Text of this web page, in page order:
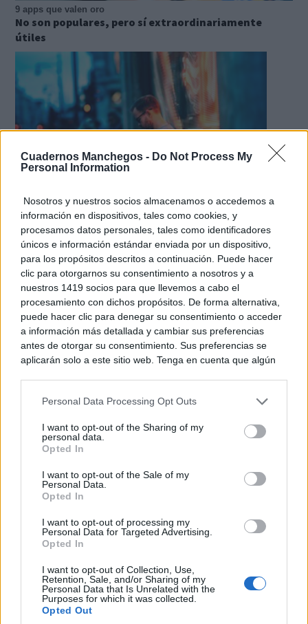
Cuadernos Manchegos - Do Not Process My
Personal Information
Nosotros y nuestros socios almacenamos o accedemos a
información en dispositivos, tales como cookies, y
procesamos datos personales, tales como identificadores
únicos e información estándar enviada por un dispositivo,
para los propósitos descritos a continuación. Puede hacer
clic para otorgarnos su consentimiento a nosotros y a
nuestros 1419 socios para que llevemos a cabo el
procesamiento con dichos propósitos. De forma alternativa,
puede hacer clic para denegar su consentimiento o acceder
a información más detallada y cambiar sus preferencias
antes de otorgar su consentimiento. Sus preferencias se
aplicarán solo a este sitio web. Tenga en cuenta que algún
rechazar tal procesamiento. Puede cambiar sus preferencias
a este sitio y haciendo clic en el botón "Privacidad" en la
parte inferior de la página web.
Please note that this website/app uses one or more Google
services and may gather and store information including but
not limited to your visit or usage behaviour. You may click to
use your data for below specified purposes in below Google
consent section.
Personal Data Processing Opt Outs
I want to opt-out of the Sharing of my
personal data.
Opted In
I want to opt-out of the Sale of my
Personal Data.
Opted In
I want to opt-out of processing my
Personal Data for Targeted Advertising.
Opted In
I want to opt-out of Collection, Use,
Retention, Sale, and/or Sharing of my
Personal Data that Is Unrelated with the
Purposes for which it was collected.
Opted Out
9 apps que valen oro
No son populares, pero sí extraordinariamente
útiles
¿Sabes qué baja tu ánimo?
Lo haces todos los días y afecta cómo te sientes
Costumbres que no creerás
¿Qué pensarías si esto fuera normal en tu país?